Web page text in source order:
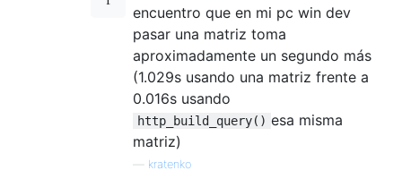
encuentro que en mi pc win dev
pasar una matriz toma
aproximadamente un segundo más
(1.029s usando una matriz frente a
0.016s usando
http_build_query() esa misma
matriz)
kratenko